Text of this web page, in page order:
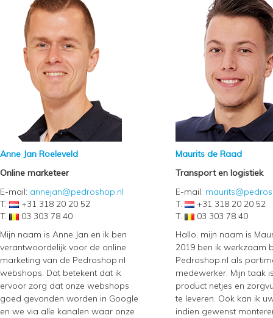
Anne Jan Roeleveld
Online marketeer
E-mail: annejan@pedroshop.nl
T.
+31 318 20 20 52
T.
03 303 78 40
Mijn naam is Anne Jan en ik ben
verantwoordelijk voor de online
marketing van de Pedroshop.nl
webshops. Dat betekent dat ik
ervoor zorg dat onze webshops
goed gevonden worden in Google
en we via alle kanalen waar onze
Maurits de Raad
Transport en logistiek
E-mail:
T.
+31 318 20 20 52
T.
03 303 78 40
Hallo, mijn naam is
2019 ben ik werkzaam
Pedroshop.nl als
medewerker. Mijn taak
product netjes en
te leveren. Ook kan ik
indien gewenst